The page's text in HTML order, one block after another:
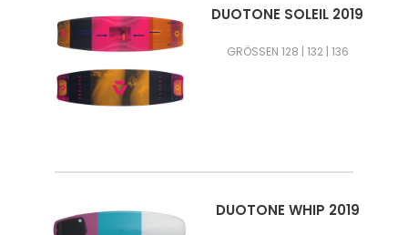
DUOTONE SOLEIL 2019
GRÖSSEN 128 | 132 | 136
DUOTONE WHIP 2019